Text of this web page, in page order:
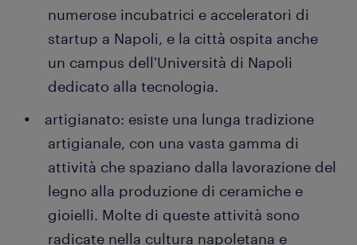
numerose incubatrici e acceleratori di
startup a Napoli, e la città ospita anche
un campus dell'Università di Napoli
dedicato alla tecnologia.
artigianato: esiste una lunga tradizione
artigianale, con una vasta gamma di
attività che spaziano dalla lavorazione del
legno alla produzione di ceramiche e
gioielli. Molte di queste attività sono
radicate nella cultura napoletana e